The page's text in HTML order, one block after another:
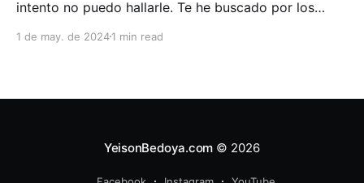
intento no puedo hallarle. Te he buscado por los
huellas que presurozas huyeron de estas penumbras.
1 de may. de 20241 min read
YeisonBedoya.com © 2026